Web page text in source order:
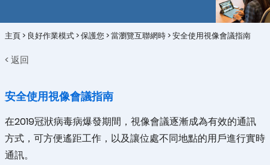
主頁> 良好作業模式>保護您>當瀏覽互聯網時>安全使用視像會議指南
< 返回
安全使用視像會議指南
在2019冠狀病毒病爆發期間，視像會議逐漸成為有效的通訊
方式，可方便遙距工作，以及讓位處不同地點的用戶進行實時
通訊。